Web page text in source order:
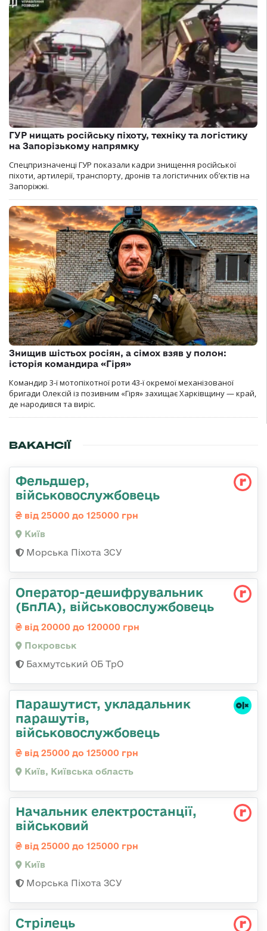
ГУР нищать російську піхоту, техніку та логістику
на Запорізькому напрямку
Спецпризначенці ГУР показали кадри знищення російської
піхоти, артилерії, транспорту, дронів та логістичних об’єктів на
Запоріжжі.
Знищив шістьох росіян, а сімох взяв у полон:
історія командира «Гіря»
Командир 3-ї мотопіхотної роти 43-ї окремої механізованої
бригади Олексій із позивним «Гіря» захищає Харківщину — край,
де народився та виріс.
ВАКАНСІЇ
Фельдшер,
військовослужбовець
від 25000 до 125000 грн
Київ
Морська Піхота ЗСУ
Оператор-дешифрувальник
(БпЛА), військовослужбовець
від 20000 до 120000 грн
Покровськ
Бахмутський ОБ ТрО
Парашутист, укладальник
парашутів,
військовослужбовець
від 25000 до 125000 грн
Київ, Київська область
Начальник електpостанції,
військовий
від 25000 до 125000 грн
Київ
Морська Піхота ЗСУ
Стрілець